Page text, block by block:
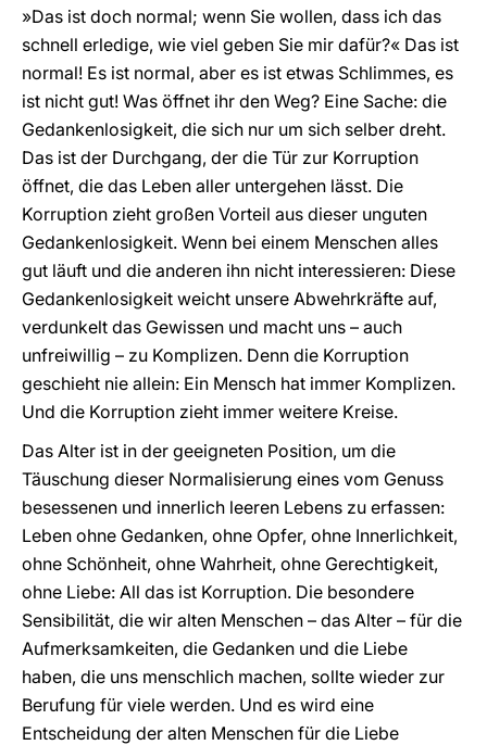
»Das ist doch normal; wenn Sie wollen, dass ich das
schnell erledige, wie viel geben Sie mir dafür?« Das ist
normal! Es ist normal, aber es ist etwas Schlimmes, es
ist nicht gut! Was öffnet ihr den Weg? Eine Sache: die
Gedankenlosigkeit, die sich nur um sich selber dreht.
Das ist der Durchgang, der die Tür zur Korruption
öffnet, die das Leben aller untergehen lässt. Die
Korruption zieht großen Vorteil aus dieser unguten
Gedankenlosigkeit. Wenn bei einem Menschen alles
gut läuft und die anderen ihn nicht interessieren: Diese
Gedankenlosigkeit weicht unsere Abwehrkräfte auf,
verdunkelt das Gewissen und macht uns – auch
unfreiwillig – zu Komplizen. Denn die Korruption
geschieht nie allein: Ein Mensch hat immer Komplizen.
Und die Korruption zieht immer weitere Kreise.
Das Alter ist in der geeigneten Position, um die
Täuschung dieser Normalisierung eines vom Genuss
besessenen und innerlich leeren Lebens zu erfassen:
Leben ohne Gedanken, ohne Opfer, ohne Innerlichkeit,
ohne Schönheit, ohne Wahrheit, ohne Gerechtigkeit,
ohne Liebe: All das ist Korruption. Die besondere
Sensibilität, die wir alten Menschen – das Alter – für die
Aufmerksamkeiten, die Gedanken und die Liebe
haben, die uns menschlich machen, sollte wieder zur
Berufung für viele werden. Und es wird eine
Entscheidung der alten Menschen für die Liebe